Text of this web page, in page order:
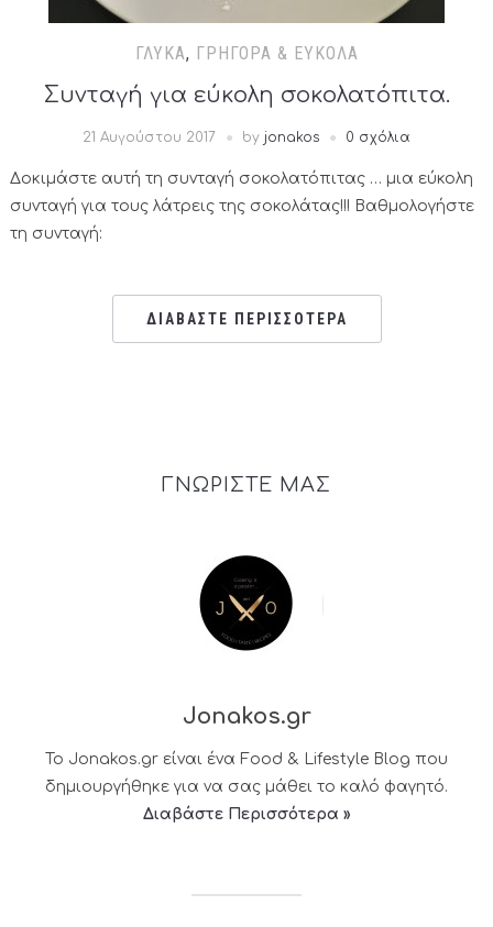
ΓΛΥΚΆ, ΓΡΉΓΟΡΑ & ΕΎΚΟΛΑ
Συνταγή για εύκολη σοκολατόπιτα.
21 Αυγούστου 2017 by jonakos 0 σχόλια
Δοκιμάστε αυτή τη συνταγή σοκολατόπιτας … μια εύκολη
συνταγή για τους λάτρεις της σοκολάτας!!! Βαθμολογήστε
τη συνταγή:
ΔΙΑΒΑΣΤΕ ΠΕΡΙΣΣΟΤΕΡΑ
ΓΝΩΡΙΣΤΕ ΜΑΣ
Jonakos.gr
Το Jonakos.gr είναι ένα Food & Lifestyle Blog που
δημιουργήθηκε για να σας μάθει το καλό φαγητό.
Διαβάστε Περισσότερα »